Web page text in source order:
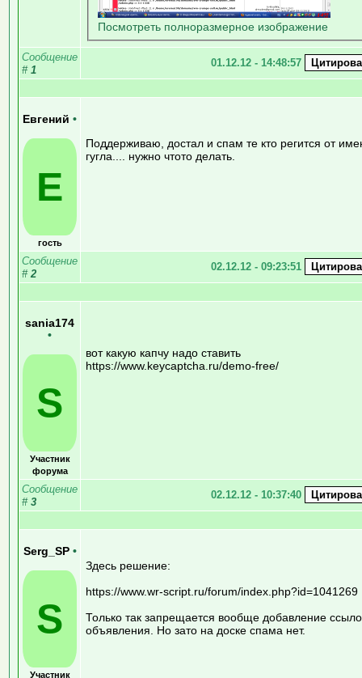
Посмотреть полноразмерное изображение
Сообщение
# 1
01.12.12 - 14:48:57
Евгений •
Е
гость
Поддерживаю, достал и спам те кто регится от
гугла.... нужно чтото делать.
Сообщение
# 2
02.12.12 - 09:23:51
sania174
•
S
Участник
форума
вот какую капчу надо ставить
https://www.keycaptcha.ru/demo-free/
Сообщение
# 3
02.12.12 - 10:37:40
Serg_SP •
S
Участник
Здесь решение:
https://www.wr-script.ru/forum/index.php?id=1041269
Только так запрещается вообще добавление
объявления. Но зато на доске спама нет.